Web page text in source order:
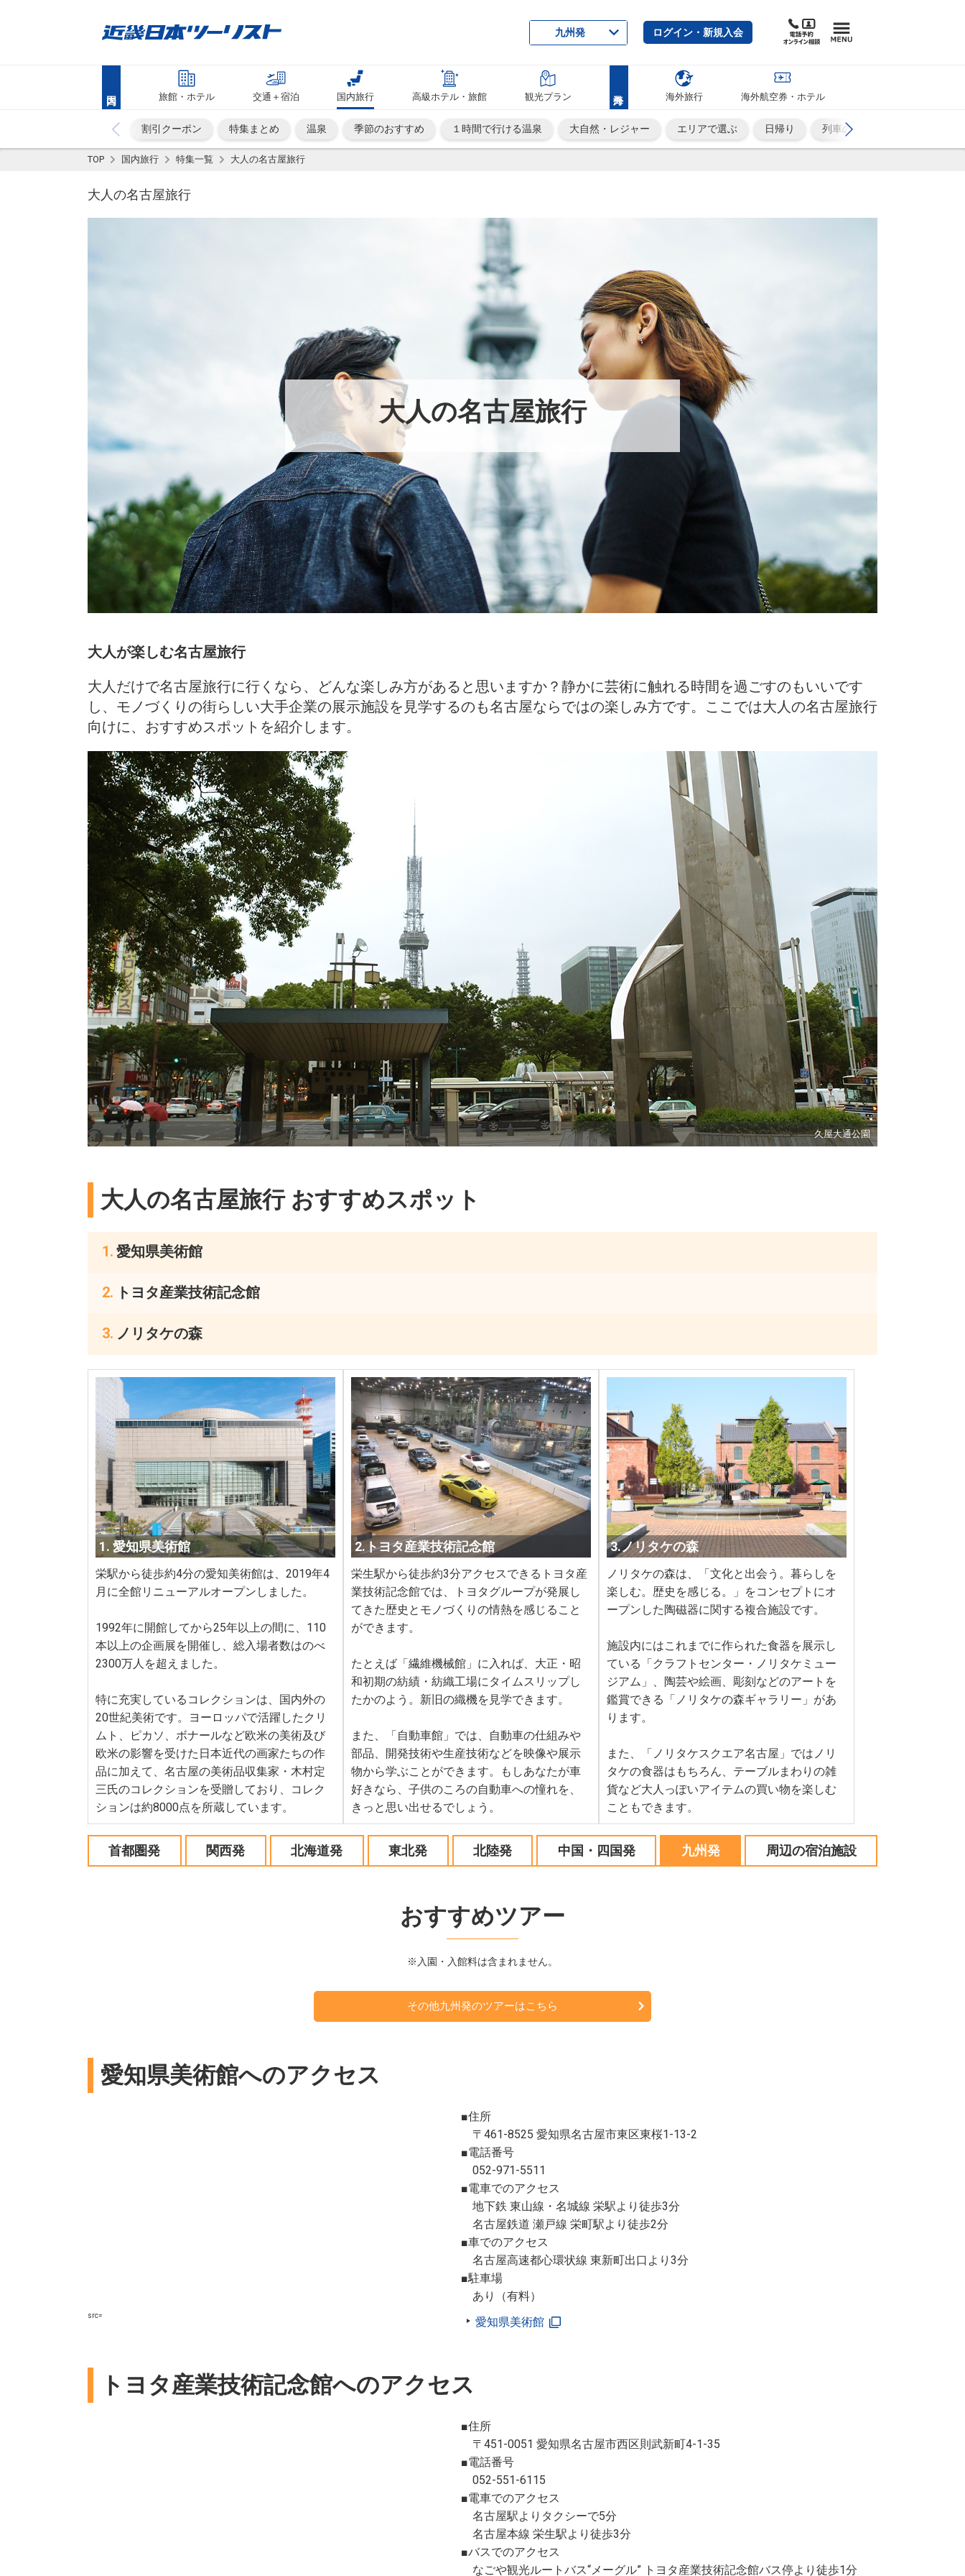
九州発 ログイン・新規入会
旅館・ホテル 交通＋宿泊 国内旅行 高級ホテル・旅館 観光プラン 海外旅行 海外航空券・ホテル
割引クーポン 特集まとめ 温泉 季節のおすすめ １時間で行ける温泉 大自然・レジャー エリアで選ぶ 日帰り 列車の旅
TOP 国内旅行 特集一覧 大人の名古屋旅行
大人の名古屋旅行
大人の名古屋旅行
大人が楽しむ名古屋旅行
大人だけで名古屋旅行に行くなら、どんな楽しみ方があると思いますか？静かに芸術に触れる時間を過ごすのもいいです
し、モノづくりの街らしい大手企業の展示施設を見学するのも名古屋ならではの楽しみ方です。ここでは大人の名古屋旅行
向けに、おすすめスポットを紹介します。
久屋大通公園
大人の名古屋旅行 おすすめスポット
愛知県美術館
トヨタ産業技術記念館
ノリタケの森
1. 愛知県美術館
栄駅から徒歩約4分の愛知美術館は、2019年4
月に全館リニューアルオープンしました。
1992年に開館してから25年以上の間に、110
本以上の企画展を開催し、総入場者数はのべ
2300万人を超えました。
特に充実しているコレクションは、国内外の
20世紀美術です。ヨーロッパで活躍したクリ
ムト、ピカソ、ボナールなど欧米の美術及び
欧米の影響を受けた日本近代の画家たちの作
品に加えて、名古屋の美術品収集家・木村定
三氏のコレクションを受贈しており、コレク
ションは約8000点を所蔵しています。
2.トヨタ産業技術記念館
栄生駅から徒歩約3分アクセスできるトヨタ産
業技術記念館では、トヨタグループが発展し
てきた歴史とモノづくりの情熱を感じること
ができます。
たとえば「繊維機械館」に入れば、大正・昭
和初期の紡績・紡織工場にタイムスリップし
たかのよう。新旧の織機を見学できます。
また、「自動車館」では、自動車の仕組みや
部品、開発技術や生産技術などを映像や展示
物から学ぶことができます。もしあなたが車
好きなら、子供のころの自動車への憧れを、
きっと思い出せるでしょう。
3.ノリタケの森
ノリタケの森は、「文化と出会う。暮らしを
楽しむ。歴史を感じる。」をコンセプトにオ
ープンした陶磁器に関する複合施設です。
施設内にはこれまでに作られた食器を展示し
ている「クラフトセンター・ノリタケミュー
ジアム」、陶芸や絵画、彫刻などのアートを
鑑賞できる「ノリタケの森ギャラリー」があ
ります。
また、「ノリタケスクエア名古屋」ではノリ
タケの食器はもちろん、テーブルまわりの雑
貨など大人っぽいアイテムの買い物を楽しむ
こともできます。
首都圏発 関西発 北海道発 東北発 北陸発 中国・四国発 九州発 周辺の宿泊施設
おすすめツアー
※入園・入館料は含まれません。
その他九州発のツアーはこちら
愛知県美術館へのアクセス
src=
■住所
〒461-8525 愛知県名古屋市東区東桜1-13-2
■電話番号
052-971-5511
■電車でのアクセス
地下鉄 東山線・名城線 栄駅より徒歩3分
名古屋鉄道 瀬戸線 栄町駅より徒歩2分
■車でのアクセス
名古屋高速都心環状線 東新町出口より3分
■駐車場
あり（有料）
愛知県美術館
トヨタ産業技術記念館へのアクセス
■住所
〒451-0051 愛知県名古屋市西区則武新町4-1-35
■電話番号
052-551-6115
■電車でのアクセス
名古屋駅よりタクシーで5分
名古屋本線 栄生駅より徒歩3分
■バスでのアクセス
なごや観光ルートバス“メーグル” トヨタ産業技術記念館バス停より徒歩1分